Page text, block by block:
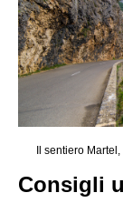
Il sentiero
Consigli